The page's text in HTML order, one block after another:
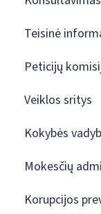
Teisinė
Peticijų
Veiklos sritys
Kokybės
Mokesčių
Korupcijos